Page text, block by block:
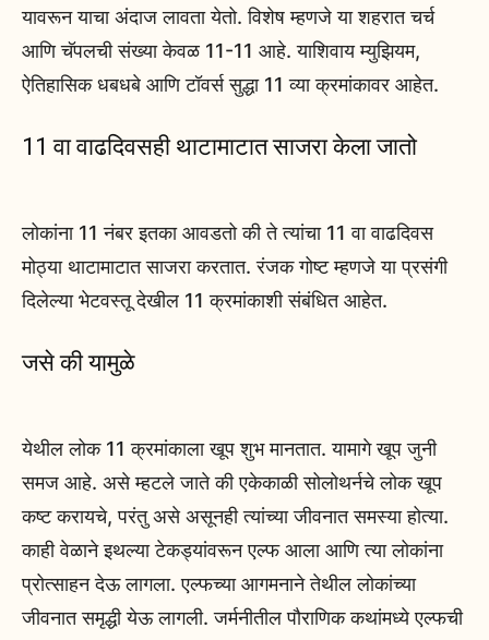
यावरून याचा अंदाज लावता येतो. विशेष म्हणजे या शहरात चर्च
आणि चॅपलची संख्या केवळ 11-11 आहे. याशिवाय म्युझियम,
ऐतिहासिक धबधबे आणि टॉवर्स सुद्धा 11 व्या क्रमांकावर आहेत.
11 वा वाढदिवसही थाटामाटात साजरा केला जातो
लोकांना 11 नंबर इतका आवडतो की ते त्यांचा 11 वा वाढदिवस
मोठ्या थाटामाटात साजरा करतात. रंजक गोष्ट म्हणजे या प्रसंगी
दिलेल्या भेटवस्तू देखील 11 क्रमांकाशी संबंधित आहेत.
जसे की यामुळे
येथील लोक 11 क्रमांकाला खूप शुभ मानतात. यामागे खूप जुनी
समज आहे. असे म्हटले जाते की एकेकाळी सोलोथर्नचे लोक खूप
कष्ट करायचे, परंतु असे असूनही त्यांच्या जीवनात समस्या होत्या.
काही वेळाने इथल्या टेकड्यांवरून एल्फ आला आणि त्या लोकांना
प्रोत्साहन देऊ लागला. एल्फच्या आगमनाने तेथील लोकांच्या
जीवनात समृद्धी येऊ लागली. जर्मनीतील पौराणिक कथांमध्ये एल्फची